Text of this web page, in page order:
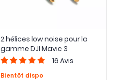
2 hélices low noise pour la
gamme DJI Mavic 3
16 Avis
Bientôt dispo